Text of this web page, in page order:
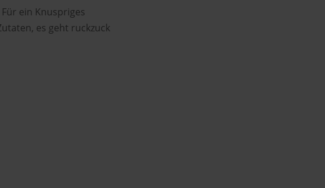
ein Knuspriges
es geht ruckzuck